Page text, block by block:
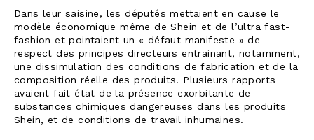
Dans leur saisine, les députés mettaient en cause le
modèle économique même de Shein et de l’ultra fast-
fashion et pointaient un « défaut manifeste » de
respect des principes directeurs entrainant, notamment,
une dissimulation des conditions de fabrication et de la
composition réelle des produits. Plusieurs rapports
avaient fait état de la présence exorbitante de
substances chimiques dangereuses dans les produits
Shein, et de conditions de travail inhumaines.